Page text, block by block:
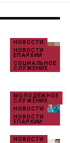
НОВОСТИ
НОВОСТИ
ЕПАРХИИ
СОЦИАЛЬНОЕ
СЛУЖЕНИЕ
МОЛОДЁЖНОЕ
СЛУЖЕНИЕ
НОВОСТИ
НОВОСТИ
ЕПАРХИИ
НОВОСТИ